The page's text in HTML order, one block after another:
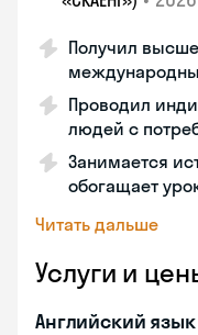
Получил
Проводил
людей с
Занимается
обогащает
Читать дальше
Услуги и
Английский язык